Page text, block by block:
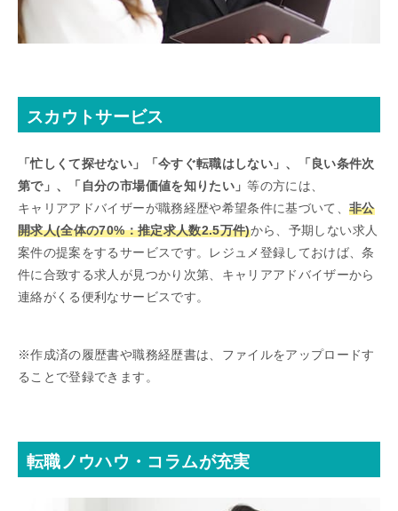
スカウトサービス
「忙しくて探せない」「今すぐ転職はしない」、「良い条件次
第で」、「自分の市場価値を知りたい」等の方には、
キャリアアドバイザーが職務経歴や希望条件に基づいて、非公
開求人(全体の70%：推定求人数2.5万件)から、予期しない求人
案件の提案をするサービスです。レジュメ登録しておけば、条
件に合致する求人が見つかり次第、キャリアアドバイザーから
連絡がくる便利なサービスです。
※作成済の履歴書や職務経歴書は、ファイルをアップロードす
ることで登録できます。
転職ノウハウ・コラムが充実